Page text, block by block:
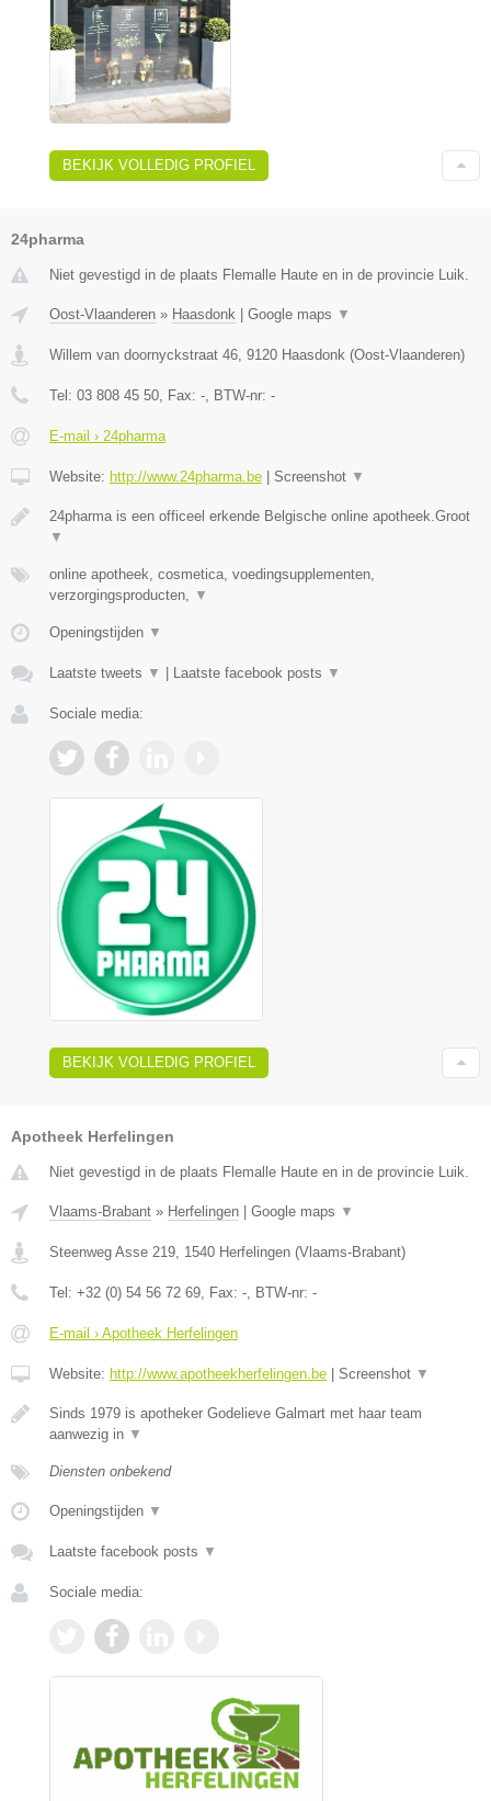
BEKIJK VOLLEDIG PROFIEL
24pharma
Niet gevestigd in de plaats Flemalle Haute en in de provincie Luik.
Oost-Vlaanderen » Haasdonk Google maps ▼
Willem van doornyckstraat 46 9120 Haasdonk (Oost-Vlaanderen)
Tel: 03 808 45 50 , Fax: - , BTW-nr: -
E-mail › 24pharma
Website: http://www.24pharma.be Screenshot ▼
24pharma is een officeel erkende Belgische online apotheek.Groot
▼
online apotheek, cosmetica, voedingsupplementen,
verzorgingsproducten,
▼
Openingstijden ▼
Laatste tweets ▼ Laatste facebook posts ▼
Sociale media:
BEKIJK VOLLEDIG PROFIEL
Apotheek Herfelingen
Niet gevestigd in de plaats Flemalle Haute en in de provincie Luik.
Vlaams-Brabant » Herfelingen Google maps ▼
Steenweg Asse 219 1540 Herfelingen (Vlaams-Brabant)
Tel: +32 (0) 54 56 72 69 , Fax: - , BTW-nr: -
E-mail › Apotheek Herfelingen
Website: http://www.apotheekherfelingen.be Screenshot ▼
Sinds 1979 is apotheker Godelieve Galmart met haar team
aanwezig in ▼
Diensten onbekend
Openingstijden ▼
Laatste facebook posts ▼
Sociale media: